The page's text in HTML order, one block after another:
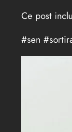
Ce post
#sen